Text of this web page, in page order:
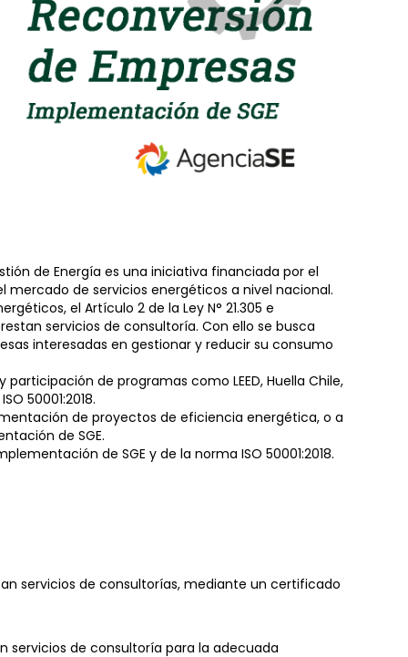
de Energía es una iniciativa financiada por el
mercado de servicios energéticos a nivel nacional.
el Artículo 2 de la Ley N° 21.305 e
servicios de consultoría. Con ello se busca
interesadas en gestionar y reducir su consumo
de programas como LEED, Huella Chile,
50001:2018.
de proyectos de eficiencia energética, o a
de SGE.
de SGE y de la norma ISO 50001:2018.
servicios de consultorías, mediante un certificado
servicios de consultoría para la adecuada